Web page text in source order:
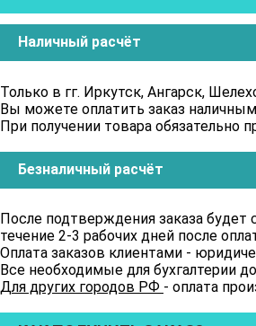
Наличный расчёт
Только в гг. Иркутск, Ангарск,
Вы можете оплатить заказ
При получении товара обязательно
Безналичный расчёт
После подтверждения заказа
течение 2-3 рабочих дней после
Оплата заказов клиентами -
Все необходимые для бухгалтерии
Для других городов РФ - оплата